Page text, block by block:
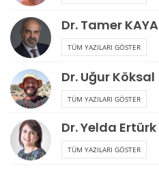
Dr. Tamer KAYA
TÜM YAZILARI GÖSTER
Dr. Uğur Köksal
TÜM YAZILARI GÖSTER
Dr. Yelda Ertürk
TÜM YAZILARI GÖSTER